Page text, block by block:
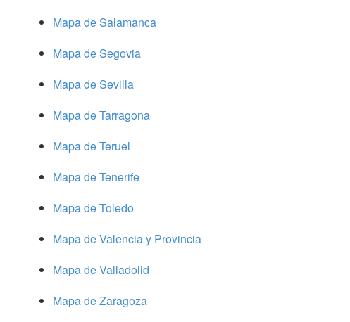
Mapa de Salamanca
Mapa de Segovia
Mapa de Sevilla
Mapa de Tarragona
Mapa de Teruel
Mapa de Tenerife
Mapa de Toledo
Mapa de Valencia y Provincia
Mapa de Valladolid
Mapa de Zaragoza